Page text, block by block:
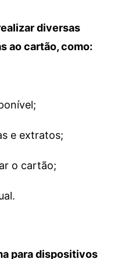
diversas
ao cartão, como:
e extratos;
o cartão;
para dispositivos